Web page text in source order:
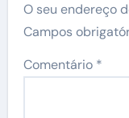
O seu endereço
Campos
Comentário *